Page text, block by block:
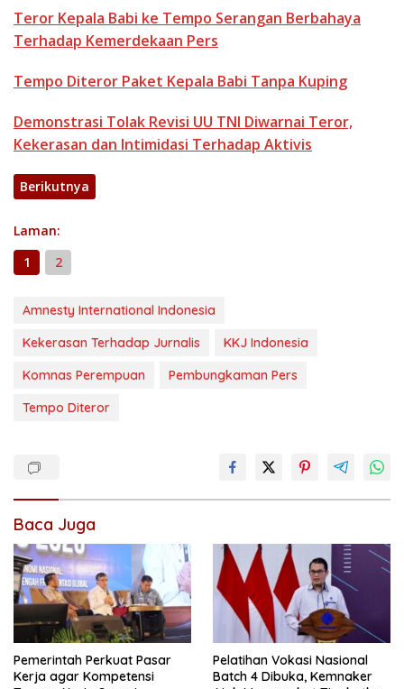
Teror Kepala Babi ke Tempo Serangan Berbahaya
Terhadap Kemerdekaan Pers
Tempo Diteror Paket Kepala Babi Tanpa Kuping
Demonstrasi Tolak Revisi UU TNI Diwarnai Teror,
Kekerasan dan Intimidasi Terhadap Aktivis
Berikutnya
Laman:
1
2
Amnesty International Indonesia
Kekerasan Terhadap Jurnalis
KKJ Indonesia
Komnas Perempuan
Pembungkaman Pers
Tempo Diteror
Baca Juga
Pemerintah Perkuat Pasar
Kerja agar Kompetensi
Pelatihan Vokasi Nasional
Batch 4 Dibuka, Kemnaker